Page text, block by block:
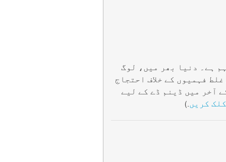
ہے۔ دنیا بھر میں، لوگ
فہمیوں کے خلاف احتجاج
آخر میں ڈینم ڈے کے لیے
کریں.)